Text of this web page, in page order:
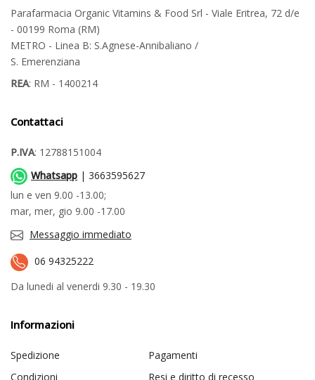
Parafarmacia Organic Vitamins & Food Srl - Viale Eritrea, 72 d/e
- 00199 Roma (RM)
METRO - Linea B: S.Agnese-Annibaliano /
S. Emerenziana
REA: RM - 1400214
Contattaci
P.IVA: 12788151004
Whatsapp | 3663595627
lun e ven 9.00 -13.00;
mar, mer, gio 9.00 -17.00
Messaggio immediato
06 94325222
Da lunedi al venerdi 9.30 - 19.30
Informazioni
Spedizione
Pagamenti
Condizioni
Resi e diritto di recesso